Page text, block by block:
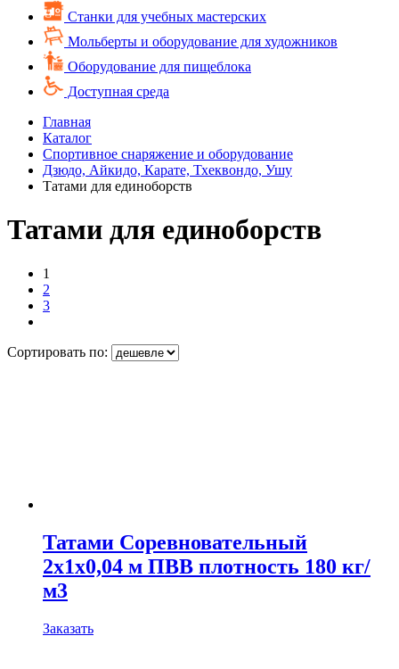
Cтанки для учебных мастерских
Мольберты и оборудование для художников
Оборудование для пищеблока
Доступная среда
Главная
Каталог
Спортивное снаряжение и оборудование
Дзюдо, Айкидо, Карате, Тхеквондо, Ушу
Татами для единоборств
Татами для единоборств
1
2
3
Сортировать по:
Татами Соревновательный
2х1х0,04 м ПВВ плотность 180 кг/
м3
Заказать